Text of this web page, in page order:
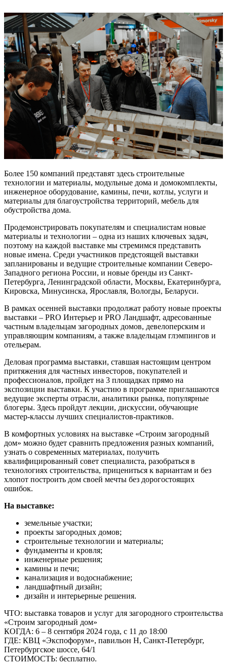
Более 150 компаний представят здесь строительные
технологии и материалы, модульные дома и домокомплекты,
инженерное оборудование, камины, печи, котлы, услуги и
материалы для благоустройства территорий, мебель для
обустройства дома.
Продемонстрировать покупателям и специалистам новые
материалы и технологии – одна из наших ключевых задач,
поэтому на каждой выставке мы стремимся представить
новые имена. Среди участников предстоящей выставки
запланированы и ведущие строительные компании Северо-
Западного региона России, и новые бренды из Санкт-
Петербурга, Ленинградской области, Москвы, Екатеринбурга,
Кировска, Минусинска, Ярославля, Вологды, Беларуси.
В рамках осенней выставки продолжат работу новые проекты
выставки – PRO Интерьер и PRO Ландшафт, адресованные
частным владельцам загородных домов, девелоперским и
управляющим компаниям, а также владельцам глэмпингов и
отельерам.
Деловая программа выставки, ставшая настоящим центром
притяжения для частных инвесторов, покупателей и
профессионалов, пройдет на 3 площадках прямо на
экспозиции выставки. К участию в программе приглашаются
ведущие эксперты отрасли, аналитики рынка, популярные
блогеры. Здесь пройдут лекции, дискуссии, обучающие
мастер-классы лучших специалистов-практиков.
В комфортных условиях на выставке «Строим загородный
дом» можно будет сравнить предложения разных компаний,
узнать о современных материалах, получить
квалифицированный совет специалиста, разобраться в
технологиях строительства, прицениться к вариантам и без
хлопот построить дом своей мечты без дорогостоящих
ошибок.
На выставке:
земельные участки;
проекты загородных домов;
строительные технологии и материалы;
фундаменты и кровля;
инженерные решения;
камины и печи;
канализация и водоснабжение;
ландшафтный дизайн;
дизайн и интерьерные решения.
ЧТО: выставка товаров и услуг для загородного строительства
«Строим загородный дом»
КОГДА: 6 – 8 сентября 2024 года, с 11 до 18:00
ГДЕ: КВЦ «Экспофорум», павильон H, Санкт-Петербург,
Петербургское шоссе, 64/1
СТОИМОСТЬ: бесплатно.